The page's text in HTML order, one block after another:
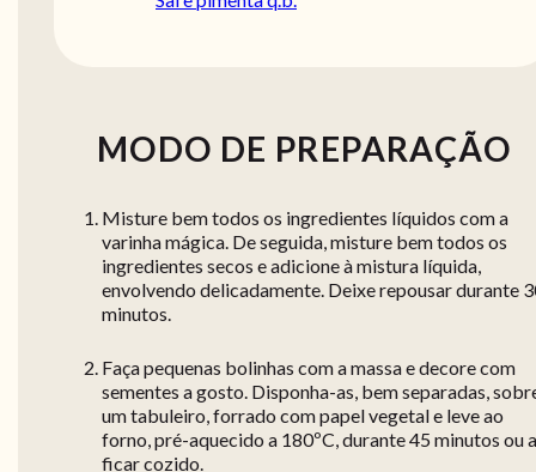
MODO DE PREPARAÇÃO
Misture bem todos os ingredientes líquidos com a
varinha mágica. De seguida, misture bem todos os
ingredientes secos e adicione à mistura líquida,
envolvendo delicadamente. Deixe repousar durante
minutos.
Faça pequenas bolinhas com a massa e decore com
sementes a gosto. Disponha-as, bem separadas,
um tabuleiro, forrado com papel vegetal e leve ao
forno, pré-aquecido a 180ºC, durante 45 minutos ou
ficar cozido.